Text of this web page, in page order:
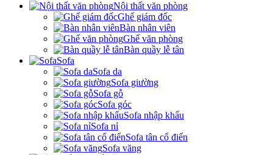
Nội thất văn phòng
Ghế giám đốc
Bàn nhân viên
Ghế văn phòng
Bàn quầy lễ tân
Sofa
Sofa da
Sofa giường
Sofa gỗ
Sofa góc
Sofa nhập khẩu
Sofa nỉ
Sofa tân cổ điển
Sofa văng